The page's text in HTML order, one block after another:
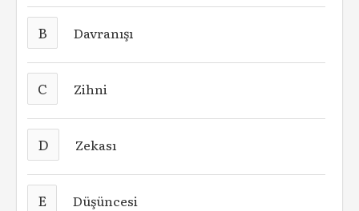
B Davranışı
C Zihni
D Zekası
E Düşüncesi